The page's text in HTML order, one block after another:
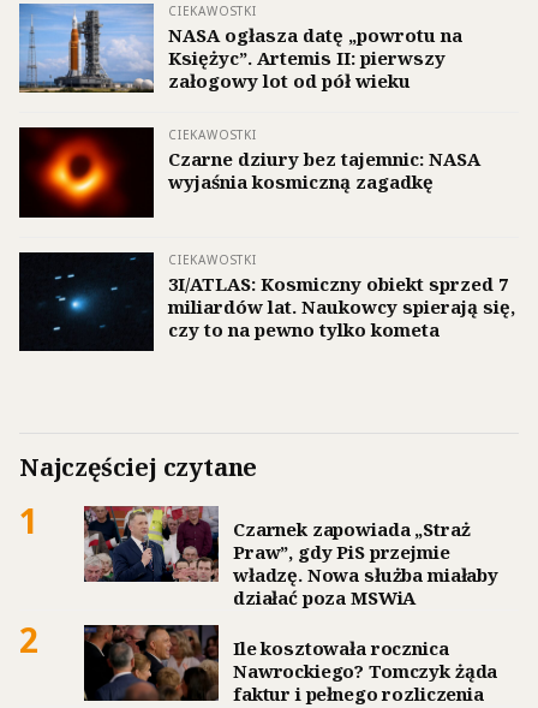
CIEKAWOSTKI
NASA ogłasza datę „powrotu na
Księżyc”. Artemis II: pierwszy
załogowy lot od pół wieku
CIEKAWOSTKI
Czarne dziury bez tajemnic: NASA
wyjaśnia kosmiczną zagadkę
CIEKAWOSTKI
3I/ATLAS: Kosmiczny obiekt sprzed 7
miliardów lat. Naukowcy spierają się,
czy to na pewno tylko kometa
Najczęściej czytane
1
Czarnek zapowiada „Straż
Praw”, gdy PiS przejmie
władzę. Nowa służba miałaby
działać poza MSWiA
2
Ile kosztowała rocznica
Nawrockiego? Tomczyk żąda
faktur i pełnego rozliczenia